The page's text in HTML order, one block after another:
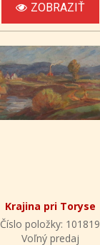
ZOBRAZIŤ
Krajina pri Toryse
Číslo položky: 101819
Voľný predaj